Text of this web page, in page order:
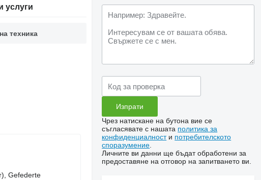
услуги
техника
Gefederte
Чрез натискане на бутона вие се
съгласявате с нашата политика за
конфиденциалности потребителското
споразумение
Личните ви данни ще бъдат обработени за
предоставяне на отговор на запитването ви.